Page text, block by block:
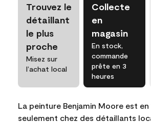
Trouvez le
détaillant
le plus
proche
Misez sur
l’achat local
Collecte
en
magasin
En stock,
commande
prête en 3
heures
La peinture Benjamin Moore est
seulement chez des détaillants